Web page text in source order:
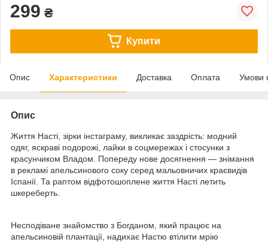
299 ₴
Купити
Опис Характеристики Доставка Оплата Умови
Опис
Життя Насті, зірки інстаграму, викликає заздрість: модний
одяг, яскраві подорожі, лайки в соцмережах і стосунки з
красунчиком Владом. Попереду нове досягнення — знімання
в рекламі апельсинового соку серед мальовничих краєвидів
Іспанії. Та раптом відфотошоплене життя Насті летить
шкереберть.
Несподіване знайомство з Богданом, який працює на
апельсиновій плантації, надихає Настю втілити мрію